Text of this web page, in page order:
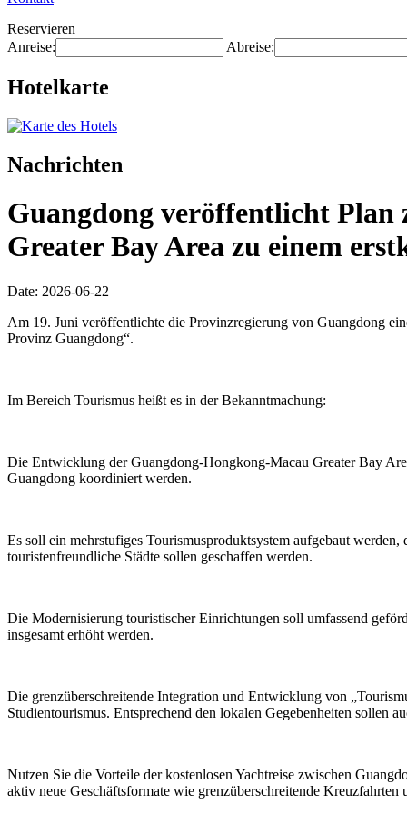
Reservieren
Anreise:
Abreise:
Hotelkarte
Nachrichten
Guangdong veröffentlicht Plan
Greater Bay Area zu einem
Date: 2026-06-22
Am 19. Juni veröffentlichte die Provinzregierung von Guangdong
Provinz Guangdong“.
Im Bereich Tourismus heißt es in der Bekanntmachung:
Die Entwicklung der Guangdong-Hongkong-Macau Greater Bay
Guangdong koordiniert werden.
Es soll ein mehrstufiges Tourismusproduktsystem aufgebaut
touristenfreundliche Städte sollen geschaffen werden.
Die Modernisierung touristischer Einrichtungen soll umfassend
insgesamt erhöht werden.
Die grenzüberschreitende Integration und Entwicklung von
Studientourismus. Entsprechend den lokalen Gegebenheiten sollen
Nutzen Sie die Vorteile der kostenlosen Yachtreise zwischen
aktiv neue Geschäftsformate wie grenzüberschreitende Kreuzfahrten